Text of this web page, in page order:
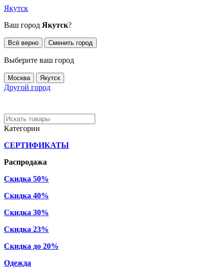
Якутск
Ваш город Якутск?
Всё верно Сменить город
Выберите ваш город
Москва Якутск
Другой город
Категории
СЕРТИФИКАТЫ
Распродажа
Скидка 50%
Скидка 40%
Скидка 30%
Скидка 23%
Скидка до 20%
Одежда